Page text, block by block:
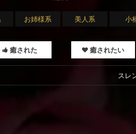
お姉様系 美人系 小
癒された 癒されたい
スレ